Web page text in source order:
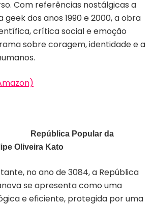
Com referências nostálgicas a
dos anos 1990 e 2000, a obra
crítica social e emoção
sobre coragem, identidade e a
República Popular da
Oliveira Kato
no ano de 3084, a República
se apresenta como uma
e eficiente, protegida por uma